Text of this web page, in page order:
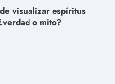
visualizar espíritus
o mito?